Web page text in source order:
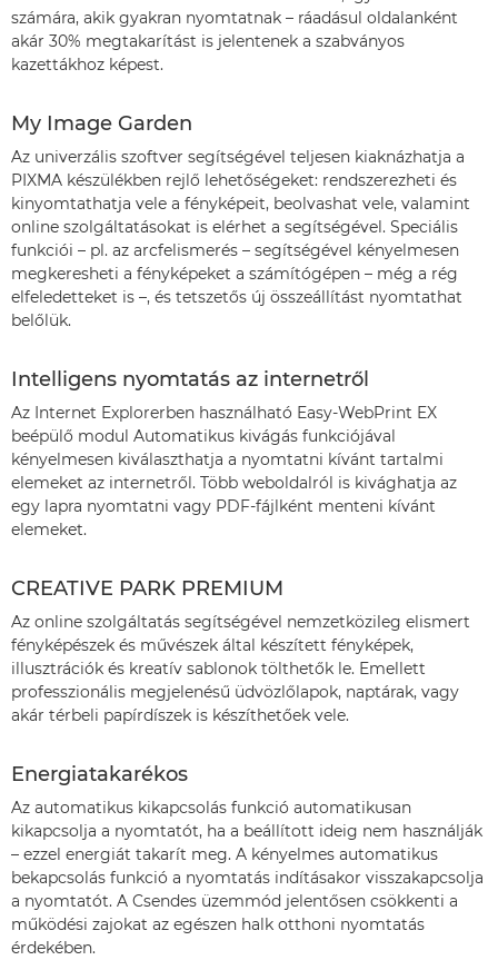
számára, akik gyakran nyomtatnak – ráadásul oldalanként
akár 30% megtakarítást is jelentenek a szabványos
kazettákhoz képest.
My Image Garden
Az univerzális szoftver segítségével teljesen kiaknázhatja a
PIXMA készülékben rejlő lehetőségeket: rendszerezheti és
kinyomtathatja vele a fényképeit, beolvashat vele, valamint
online szolgáltatásokat is elérhet a segítségével. Speciális
funkciói – pl. az arcfelismerés – segítségével kényelmesen
megkeresheti a fényképeket a számítógépen – még a rég
elfeledetteket is –, és tetszetős új összeállítást nyomtathat
belőlük.
Intelligens nyomtatás az internetről
Az Internet Explorerben használható Easy-WebPrint EX
beépülő modul Automatikus kivágás funkciójával
kényelmesen kiválaszthatja a nyomtatni kívánt tartalmi
elemeket az internetről. Több weboldalról is kivághatja az
egy lapra nyomtatni vagy PDF-fájlként menteni kívánt
elemeket.
CREATIVE PARK PREMIUM
Az online szolgáltatás segítségével nemzetközileg elismert
fényképészek és művészek által készített fényképek,
illusztrációk és kreatív sablonok tölthetők le. Emellett
professzionális megjelenésű üdvözlőlapok, naptárak, vagy
akár térbeli papírdíszek is készíthetőek vele.
Energiatakarékos
Az automatikus kikapcsolás funkció automatikusan
kikapcsolja a nyomtatót, ha a beállított ideig nem használják
– ezzel energiát takarít meg. A kényelmes automatikus
bekapcsolás funkció a nyomtatás indításakor visszakapcsolja
a nyomtatót. A Csendes üzemmód jelentősen csökkenti a
működési zajokat az egészen halk otthoni nyomtatás
érdekében.